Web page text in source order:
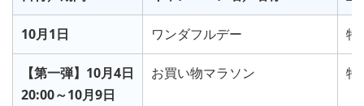
10月1日 ワンダフルデー 特
【第一弾】10月4日
20:00～10月9日
お買い物マラソン 特